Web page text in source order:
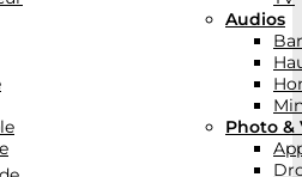
Audios
Photo &